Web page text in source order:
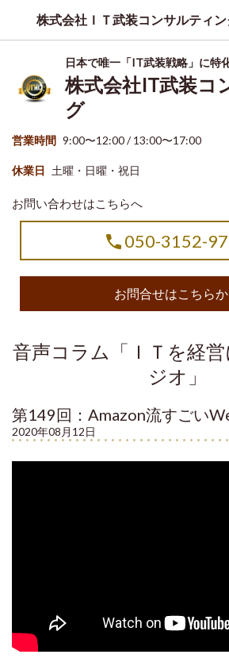
株式会社ＩＴ武装コンサルティ
日本で唯一「IT武装戦略」に特
株式会社IT武装コ
グ
営業時間 9:00〜12:00 / 13:00〜17:00
休業日 土曜・日曜・祝日
お問い合わせはこちらへ
050-3152-
お問合せはこちら
音声コラム「ＩＴを経
ジオ」
第149回：Amazon流すごい
2020年08月12日